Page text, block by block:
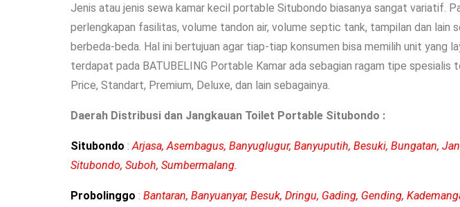
Jenis atau jenis sewa kamar kecil portable Situbondo biasanya sangat variatif.
perlengkapan fasilitas, volume tandon air, volume septic tank, tampilan dan
berbeda-beda. Hal ini bertujuan agar tiap-tiap konsumen bisa memilih unit yang
terdapat pada BATUBELING Portable Kamar ada sebagian ragam tipe
Price, Standart, Premium, Deluxe, dan lain sebagainya.
Daerah Distribusi dan Jangkauan Toilet Portable Situbondo :
Situbondo : Arjasa, Asembagus, Banyuglugur, Banyuputih, Besuki, Bungatan,
Situbondo, Suboh, Sumbermalang.
Probolinggo : Bantaran, Banyuanyar, Besuk, Dringu, Gading, Gending,